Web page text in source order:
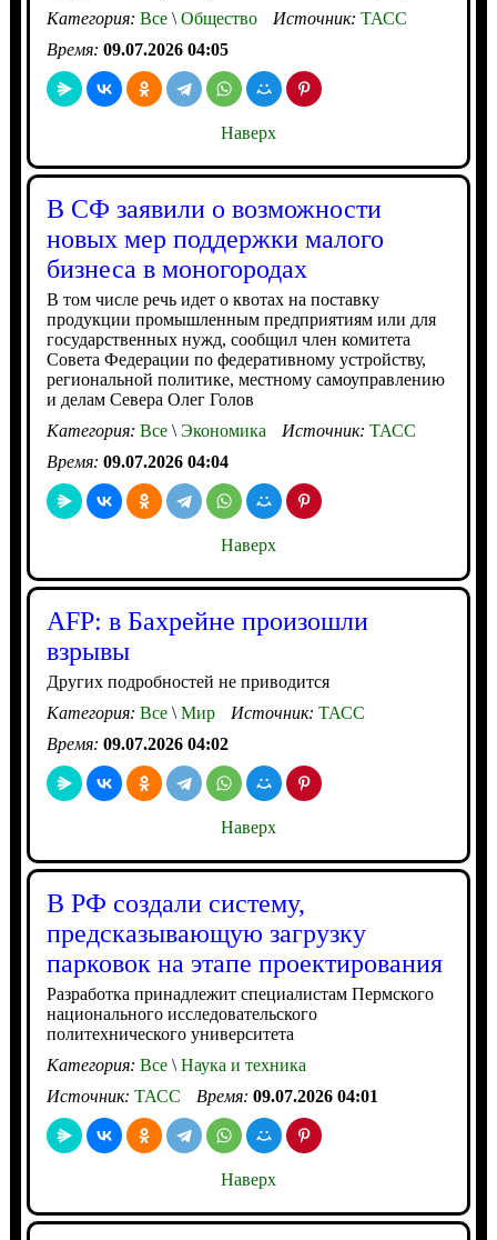
Категория: Все\Общество Источник: ТАСС
Время: 09.07.2026 04:05
Наверх
В СФ заявили о возможности
новых мер поддержки малого
бизнеса в моногородах
В том числе речь идет о квотах на поставку
продукции промышленным предприятиям или для
государственных нужд, сообщил член комитета
Совета Федерации по федеративному устройству,
региональной политике, местному самоуправлению
и делам Севера Олег Голов
Категория: Все\Экономика Источник: ТАСС
Время: 09.07.2026 04:04
Наверх
AFP: в Бахрейне произошли
взрывы
Других подробностей не приводится
Категория: Все\Мир Источник: ТАСС
Время: 09.07.2026 04:02
Наверх
В РФ создали систему,
предсказывающую загрузку
парковок на этапе проектирования
Разработка принадлежит специалистам Пермского
национального исследовательского
политехнического университета
Категория: Все\Наука и техника
Источник: ТАСС Время: 09.07.2026 04:01
Наверх